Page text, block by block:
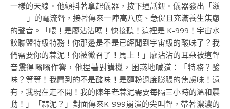
一樣的天線。他顫抖著拿起儀器，按下通話鈕。儀器發出「滋
——」的電流聲，接著傳來一陣高八度、急促且充滿養生焦慮
的聲音。「喂！是廖沾沾嗎！快接聽！這裡是 K-999！宇宙水
餃聯盟特級特務！你那邊是不是已經聞到宇宙級的酸味了？我
們需要你的蒜泥！你被徵召了！馬上！」廖沾沾的耳朵被這聲
音震得嗡嗡作響，他捏著對講機，困惑地喊道：「特務？酸
味？等等！我聞到的不是酸味！是麵粉過度膨脹的焦慮味！還
有，我現在走不開！我的陳年老蒜泥需要每隔三小時的溫和震
動！」「蒜泥？」對面傳來K-999崩潰的尖叫聲，帶著濃濃的